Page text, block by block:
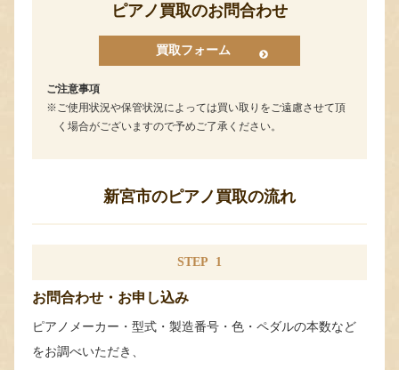
ピアノ買取のお問合わせ
買取フォーム
ご注意事項
ご使用状況や保管状況によっては買い取りをご遠慮させて頂
く場合がございますので予めご了承ください。
新宮市のピアノ買取の流れ
STEP 1
お問合わせ・お申し込み
ピアノメーカー・型式・製造番号・色・ペダルの本数など
をお調べいただき、